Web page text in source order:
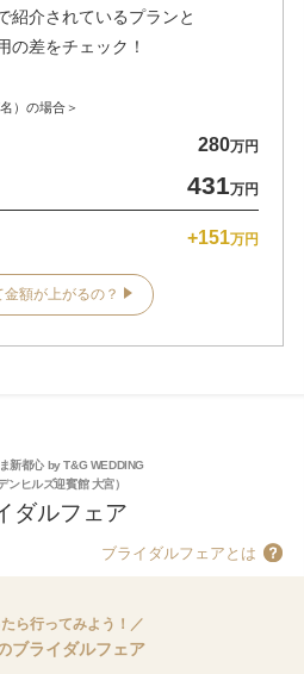
紹介されているプランと
の差をチェック！
）の場合＞
280万円
431万円
+151万円
金額が上がるの？
新都心 by T&G WEDDING
ンヒルズ迎賓館 大宮）
ダルフェア
ブライダルフェアとは
ら行ってみよう！／
ブライダルフェア